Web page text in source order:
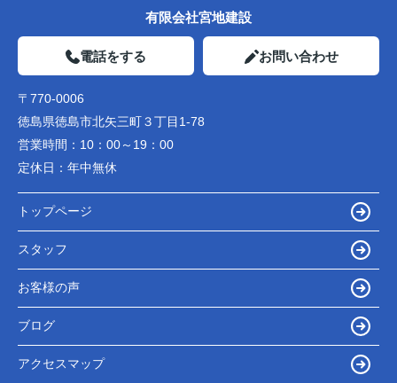
有限会社宮地建設
電話をする お問い合わせ
〒770-0006
徳島県徳島市北矢三町３丁目1-78
営業時間： 10：00～19：00
定休日： 年中無休
トップページ
スタッフ
お客様の声
ブログ
アクセスマップ